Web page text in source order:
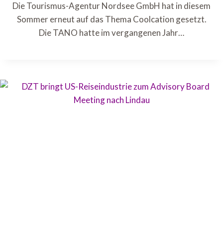
Die Tourismus-Agentur Nordsee GmbH hat in diesem
Sommer erneut auf das Thema Coolcation gesetzt.
Die TANO hatte im vergangenen Jahr…